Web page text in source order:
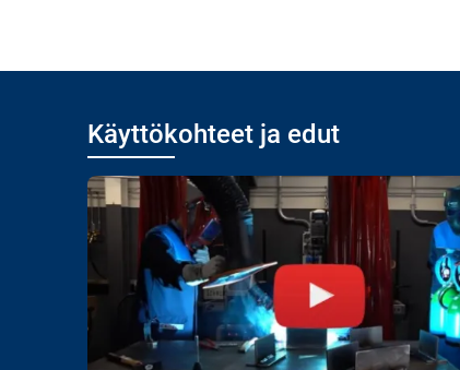
Käyttökohteet ja edut